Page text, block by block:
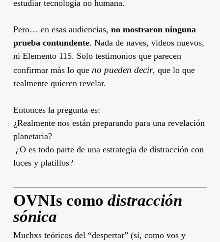
estudiar tecnología no humana.
Pero… en esas audiencias, no mostraron ninguna
prueba contundente. Nada de naves, videos nuevos,
ni Elemento 115. Solo testimonios que parecen
confirmar más lo que no pueden decir, que lo que
realmente quieren revelar.
Entonces la pregunta es:
¿Realmente nos están preparando para una revelación
planetaria?
‍ ¿O es todo parte de una estrategia de distracción con
luces y platillos?
OVNIs como distracción
sónica
Muchxs teóricos del “despertar” (sí, como vos y